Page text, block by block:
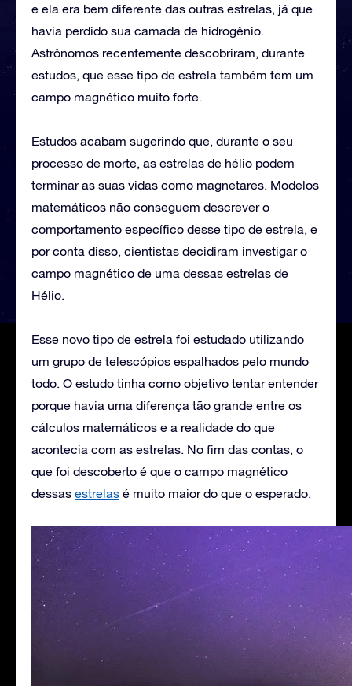
e ela era bem diferente das outras estrelas, já que
havia perdido sua camada de hidrogênio.
Astrônomos recentemente descobriram, durante
estudos, que esse tipo de estrela também tem um
campo magnético muito forte.
Estudos acabam sugerindo que, durante o seu
processo de morte, as estrelas de hélio podem
terminar as suas vidas como magnetares. Modelos
matemáticos não conseguem descrever o
comportamento específico desse tipo de estrela, e
por conta disso, cientistas decidiram investigar o
campo magnético de uma dessas estrelas de
Hélio.
Esse novo tipo de estrela foi estudado utilizando
um grupo de telescópios espalhados pelo mundo
todo. O estudo tinha como objetivo tentar entender
porque havia uma diferença tão grande entre os
cálculos matemáticos e a realidade do que
acontecia com as estrelas. No fim das contas, o
que foi descoberto é que o campo magnético
dessas estrelas é muito maior do que o esperado.